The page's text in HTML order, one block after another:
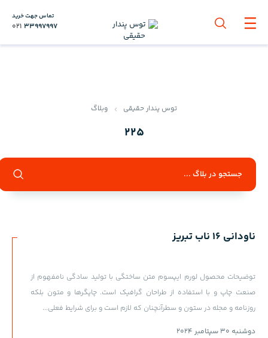
تماس جهت خرید
021 33997997
توس پندار حقیقی وبلاگ
225
ناودانی 16 ناب تبریز
توضیحات محصول لورم ایپسوم متن ساختگی با تولید سادگی نامفهوم از
صنعت چاپ و با استفاده از طراحان گرافیک است. چاپگرها و متون بلکه
روزنامه و مجله در ستون و سطرآنچنان که لازم است و برای شرایط فعلی...
دوشنبه 30 سپتامبر 2024